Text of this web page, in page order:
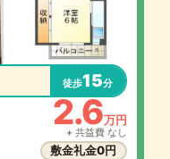
徒歩15分
2.6万円
+ 共益費 なし
敷金礼金0円